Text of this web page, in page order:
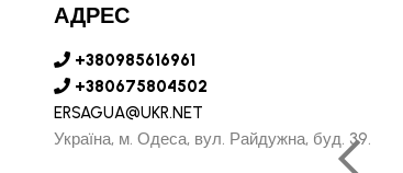
в далечину та
за ним"
АДРЕС
+380985616961
+380675804502
ERSAGUA@UKR.NET
Україна, м. Одеса, вул. Райдужна, буд. 39.